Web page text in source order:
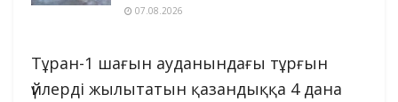
07.08.2026
Тұран-1 шағын ауданындағы тұрғын
үйлерді жылытатын қазандыққа 4 дана